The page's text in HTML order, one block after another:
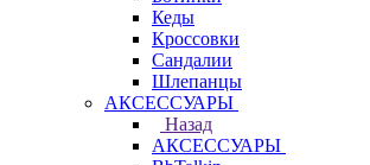
Кеды
Кроссовки
Сандалии
Шлепанцы
АКСЕССУАРЫ
Назад
АКСЕССУАРЫ